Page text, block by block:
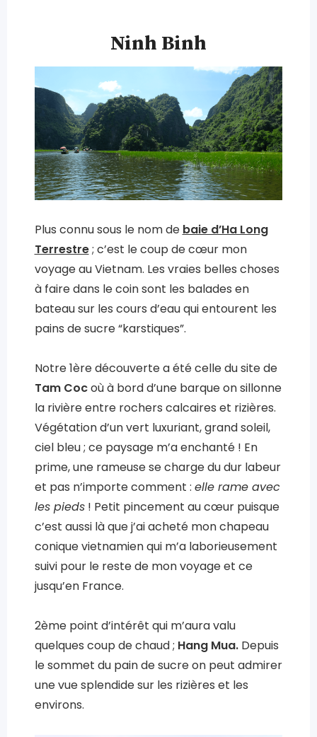
Ninh Binh
Plus connu sous le nom de baie d’Ha Long
Terrestre; c’est le coup de cœur mon
voyage au Vietnam. Les vraies belles choses
à faire dans le coin sont les balades en
bateau sur les cours d’eau qui entourent les
pains de sucre “karstiques”.
Notre 1ère découverte a été celle du site de
Tam Cocoù à bord d’une barque on sillonne
la rivière entre rochers calcaires et rizières.
Végétation d’un vert luxuriant, grand soleil,
ciel bleu ; ce paysage m’a enchanté ! En
prime, une rameuse se charge du dur labeur
et pas n’importe comment : elle rame avec
les pieds! Petit pincement au cœur puisque
c’est aussi là que j’ai acheté mon chapeau
conique vietnamien qui m’a laborieusement
suivi pour le reste de mon voyage et ce
jusqu’en France.
2ème point d’intérêt qui m’aura valu
quelques coup de chaud ; Hang Mua. Depuis
le sommet du pain de sucre on peut admirer
une vue splendide sur les rizières et les
environs.